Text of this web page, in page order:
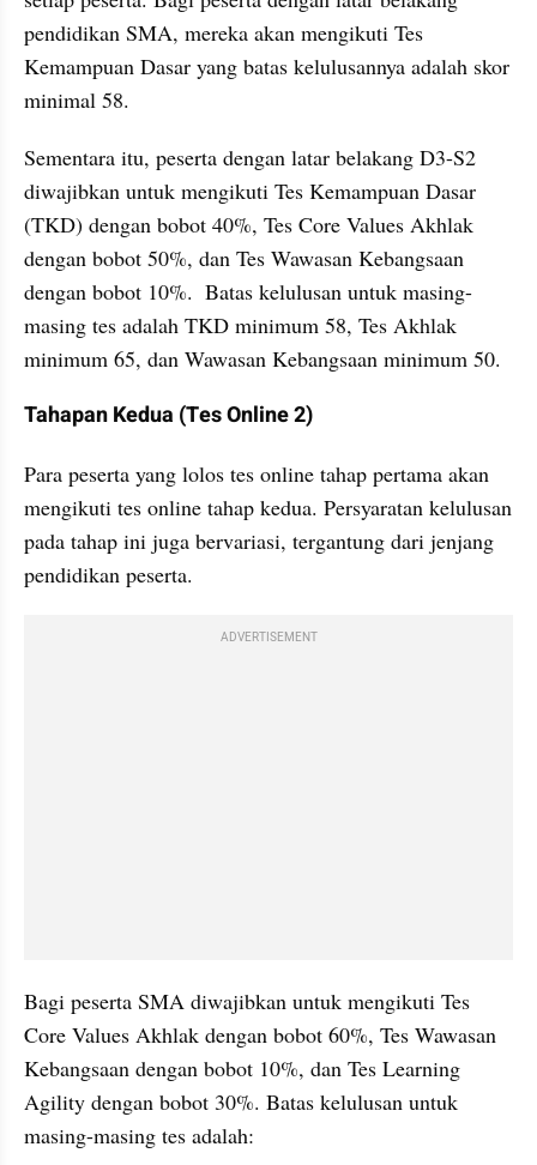
pendidikan SMA, mereka akan mengikuti Tes
Kemampuan Dasar yang batas kelulusannya adalah skor
minimal 58.
Sementara itu, peserta dengan latar belakang D3-S2
diwajibkan untuk mengikuti Tes Kemampuan Dasar
(TKD) dengan bobot 40%, Tes Core Values Akhlak
dengan bobot 50%, dan Tes Wawasan Kebangsaan
dengan bobot 10%.  Batas kelulusan untuk masing-
masing tes adalah TKD minimum 58, Tes Akhlak
minimum 65, dan Wawasan Kebangsaan minimum 50.
Tahapan Kedua (Tes Online 2)
Para peserta yang lolos tes online tahap pertama akan
mengikuti tes online tahap kedua. Persyaratan kelulusan
pada tahap ini juga bervariasi, tergantung dari jenjang
pendidikan peserta.
ADVERTISEMENT
Bagi peserta SMA diwajibkan untuk mengikuti Tes
Core Values Akhlak dengan bobot 60%, Tes Wawasan
Kebangsaan dengan bobot 10%, dan Tes Learning
Agility dengan bobot 30%. Batas kelulusan untuk
masing-masing tes adalah: